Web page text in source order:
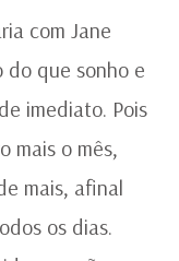
com Jane
do que sonho e
imediato. Pois
mais o mês,
mais, afinal
os dias.